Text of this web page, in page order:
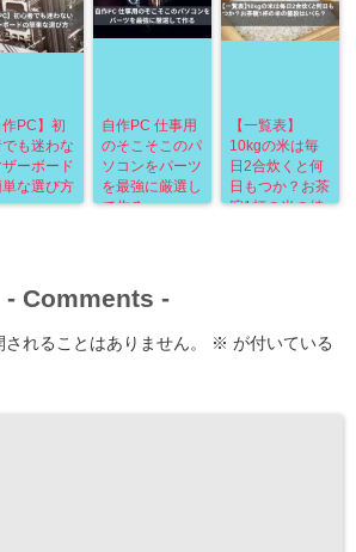
作PC】初
も迷わな
ザーボード
な選び方
自作PC 仕事用
のそこそこのパ
ソコンをパーツ
を最強に厳選し
て作る
【一覧表】
10kgの米は毎
日2合炊くと何
日もつか？お茶
碗1杯の米の値
- Comments -
れることはありません。 ※ が付いている